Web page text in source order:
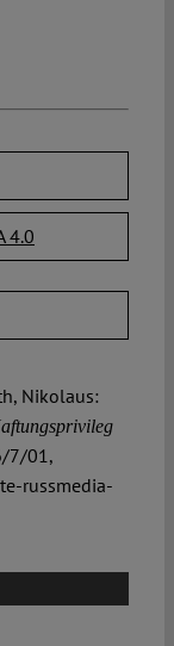
4.0
Nikolaus:
7/01,
russmedia-